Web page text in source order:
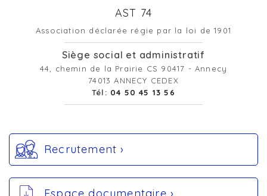
AST 74
Association déclarée régie par la loi de 1901
Siège social et administratif
44, chemin de la Prairie CS 90417 - Annecy
74013 ANNECY CEDEX
Tél: 04 50 45 13 56
Recrutement ›
Espace documentaire ›